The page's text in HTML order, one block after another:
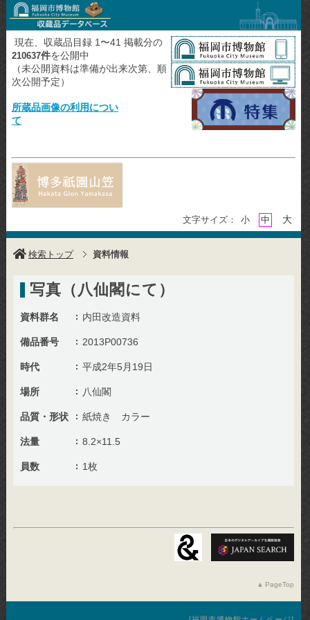
現在、収蔵品目録 1〜41 掲載分の
210637件を公開中
（未公開資料は準備が出来次第、順
次公開予定）
所蔵品画像の利用につい
て
文字サイズ： 小 中 大
検索トップ 資料情報
写真（八仙閣にて）
資料群名 内田改造資料
備品番号 2013P00736
時代 平成2年5月19日
場所 八仙閣
品質・形状 紙焼き カラー
法量 8.2×11.5
員数 1枚
PageTop